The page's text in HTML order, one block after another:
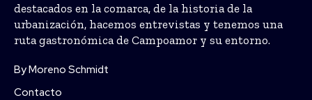
destacados en la comarca, de la historia de la
urbanización, hacemos entrevistas y tenemos una
ruta gastronómica de Campoamor y su entorno.
By Moreno Schmidt
Contacto